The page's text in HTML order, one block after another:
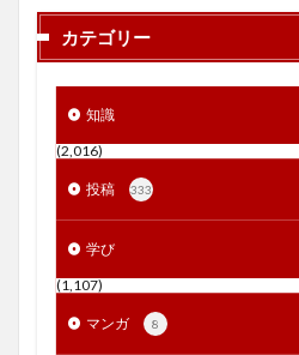
カテゴリー
知識
(2,016)
投稿 333
学び
(1,107)
マンガ 8